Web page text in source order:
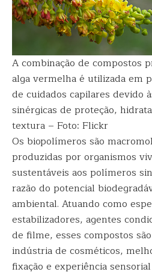
A combinação de compostos
alga vermelha é utilizada em
de cuidados capilares devido
sinérgicas de proteção,
textura – Foto: Flickr
Os biopolímeros são
produzidas por organismos
sustentáveis aos polímeros
razão do potencial
ambiental. Atuando como
estabilizadores, agentes
de filme, esses compostos
indústria de cosméticos,
fixação e experiência